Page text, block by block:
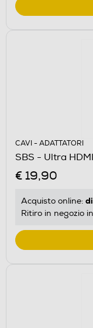
CAVI - ADATTATORI
SBS - Ultra
€ 19,90
Acquisto online:
Ritiro in negozio